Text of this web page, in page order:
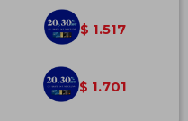
$ 1.517
$ 1.701